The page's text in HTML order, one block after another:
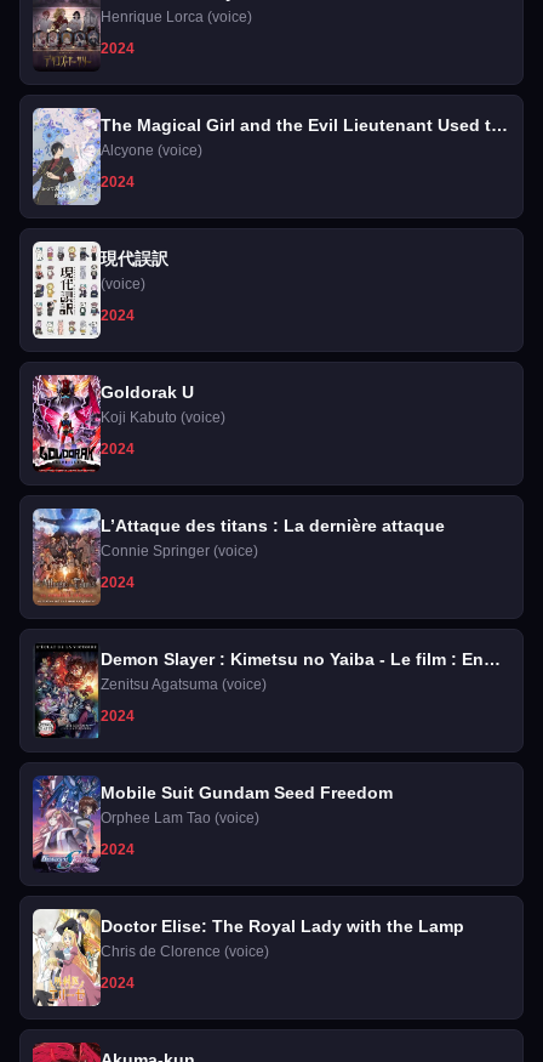
Henrique Lorca (voice)
2024
The Magical Girl and the Evil Lieutenant Used to
Be Archenemies
Alcyone (voice)
2024
現代誤訳
(voice)
2024
Goldorak U
Koji Kabuto (voice)
2024
L’Attaque des titans : La dernière attaque
Connie Springer (voice)
2024
Demon Slayer : Kimetsu no Yaiba - Le film : En
route vers l'entraînement des piliers
Zenitsu Agatsuma (voice)
2024
Mobile Suit Gundam Seed Freedom
Orphee Lam Tao (voice)
2024
Doctor Elise: The Royal Lady with the Lamp
Chris de Clorence (voice)
2024